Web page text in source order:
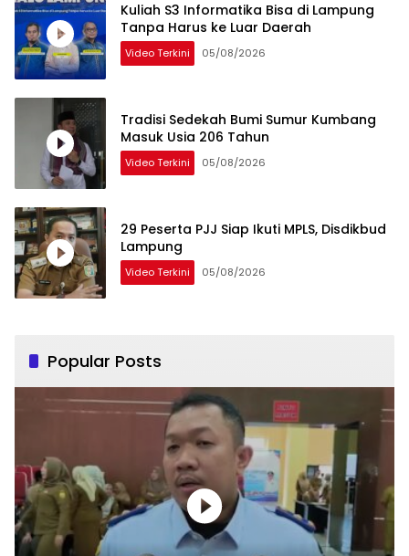
Kuliah S3 Informatika Bisa di Lampung
Tanpa Harus ke Luar Daerah
Video Terkini 05/08/2026
Tradisi Sedekah Bumi Sumur Kumbang
Masuk Usia 206 Tahun
Video Terkini 05/08/2026
29 Peserta PJJ Siap Ikuti MPLS, Disdikbud
Lampung
Video Terkini 05/08/2026
Popular Posts